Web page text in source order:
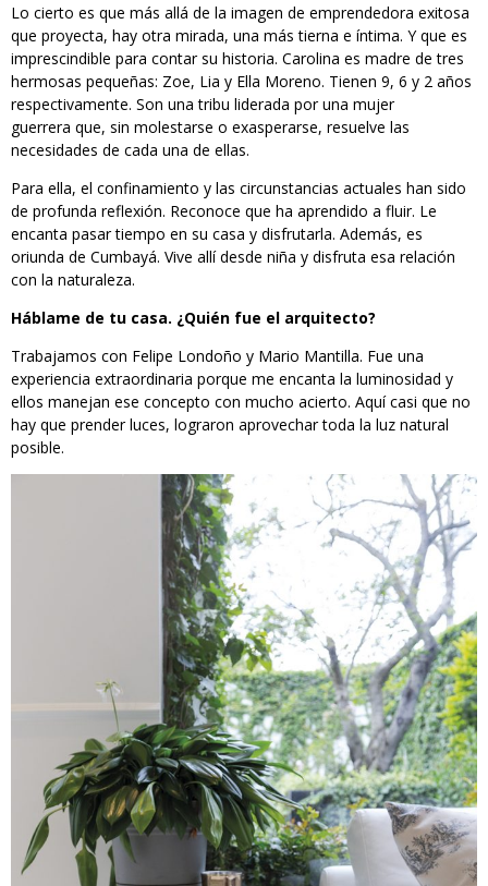
Lo cierto es que más allá de la imagen de emprendedora exitosa
que proyecta, hay otra mirada, una más tierna e íntima. Y que es
imprescindible para contar su historia. Carolina es madre de tres
hermosas pequeñas: Zoe, Lia y Ella Moreno. Tienen 9, 6 y 2 años
respectivamente. Son una tribu liderada por una mujer
guerrera que, sin molestarse o exasperarse, resuelve las
necesidades de cada una de ellas.
Para ella, el confinamiento y las circunstancias actuales han sido
de profunda reflexión. Reconoce que ha aprendido a fluir. Le
encanta pasar tiempo en su casa y disfrutarla. Además, es
oriunda de Cumbayá. Vive allí desde niña y disfruta esa relación
con la naturaleza.
Háblame de tu casa. ¿Quién fue el arquitecto?
Trabajamos con Felipe Londoño y Mario Mantilla. Fue una
experiencia extraordinaria porque me encanta la luminosidad y
ellos manejan ese concepto con mucho acierto. Aquí casi que no
hay que prender luces, lograron aprovechar toda la luz natural
posible.